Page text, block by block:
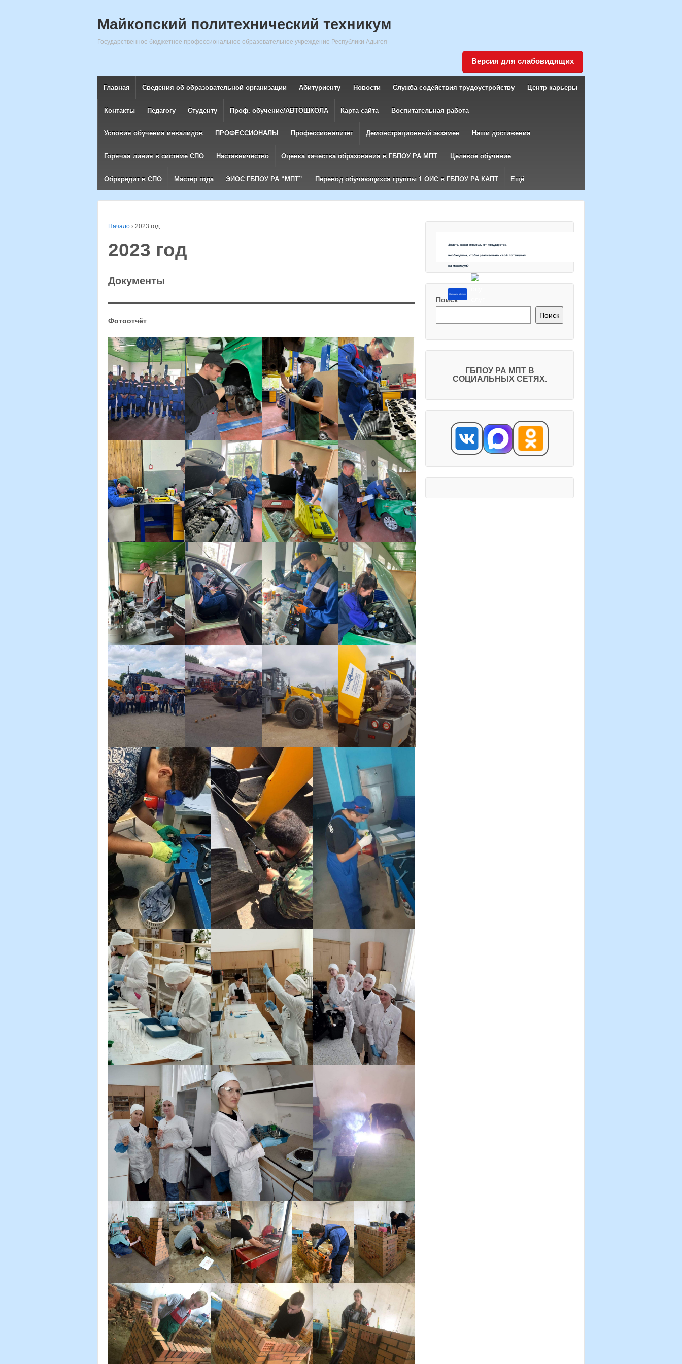
Майкопский политехнический техникум
Государственное бюджетное профессиональное образовательное учреждение Республики Адыгея
Версия для слабовидящих
Главная Сведения об образовательной организации Абитуриенту Новости Служба содействия трудоустройству Центр карьеры
Контакты Педагогу Студенту Проф. обучение/АВТОШКОЛА Карта сайта Воспитательная работа
Условия обучения инвалидов ПРОФЕССИОНАЛЫ Профессионалитет Демонстрационный экзамен Наши достижения
Горячая линия в системе СПО Наставничество Оценка качества образования в ГБПОУ РА МПТ Целевое обучение
Обркредит в СПО Мастер года ЭИОС ГБПОУ РА “МПТ” Перевод обучающихся группы 1 ОИС в ГБПОУ РА КАПТ Ещё
Начало › 2023 год
2023 год
Документы
Фотоотчёт
Знаете, какая помощь от государства
необходима, чтобы реализовать свой потенциал
на максимум?
Напишите об этом
Поиск
Поиск
ГБПОУ РА МПТ В
СОЦИАЛЬНЫХ СЕТЯХ.